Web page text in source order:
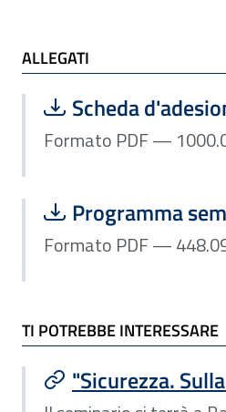
ALLEGATI e TI
ALLEGATI
Scarica file:
Scheda
Formato PDF —
Formato PDF —
Scarica file:
Programma
Formato PDF —
Formato PDF —
TI POTREBBE INTERESSARE
"Sicurezza.